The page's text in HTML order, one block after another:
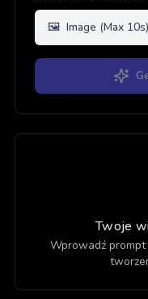
🖼️ Image (Max 10s)
Twoje
Wprowadź prompt